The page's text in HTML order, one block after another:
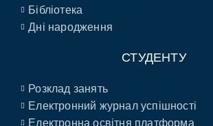
Бібліотека
Дні народження
СТУДЕНТУ
Розклад занять
Електронний журнал успішності
Електронна освітня платформа